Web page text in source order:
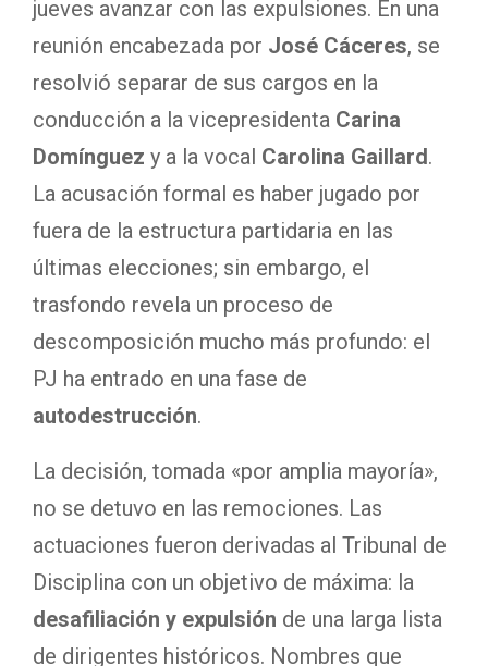
jueves avanzar con las expulsiones. En una
reunión encabezada por José Cáceres, se
resolvió separar de sus cargos en la
conducción a la vicepresidenta Carina
Domínguez y a la vocal Carolina Gaillard.
La acusación formal es haber jugado por
fuera de la estructura partidaria en las
últimas elecciones; sin embargo, el
trasfondo revela un proceso de
descomposición mucho más profundo: el
PJ ha entrado en una fase de
autodestrucción.
La decisión, tomada «por amplia mayoría»,
no se detuvo en las remociones. Las
actuaciones fueron derivadas al Tribunal de
Disciplina con un objetivo de máxima: la
desafiliación y expulsión de una larga lista
de dirigentes históricos. Nombres que